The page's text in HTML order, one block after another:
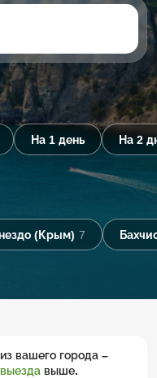
На 1 день На 2
(Крым) 7
вашего города –
выше.